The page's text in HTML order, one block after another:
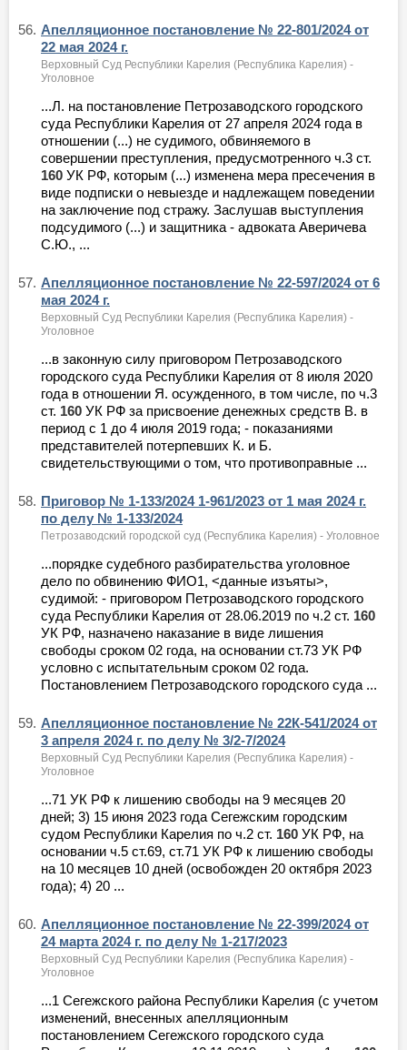
56. Апелляционное постановление № 22-801/2024 от
22 мая 2024 г.
Верховный Суд Республики Карелия (Республика Карелия) -
Уголовное
...Л. на постановление Петрозаводского городского
суда Республики Карелия от 27 апреля 2024 года в
отношении (...) не судимого, обвиняемого в
совершении преступления, предусмотренного ч.3 ст.
160 УК РФ, которым (...) изменена мера пресечения в
виде подписки о невыезде и надлежащем поведении
на заключение под стражу. Заслушав выступления
подсудимого (...) и защитника - адвоката Аверичева
С.Ю., ...
57. Апелляционное постановление № 22-597/2024 от 6
мая 2024 г.
Верховный Суд Республики Карелия (Республика Карелия) -
Уголовное
...в законную силу приговором Петрозаводского
городского суда Республики Карелия от 8 июля 2020
года в отношении Я. осужденного, в том числе, по ч.3
ст. 160 УК РФ за присвоение денежных средств В. в
период с 1 до 4 июля 2019 года; - показаниями
представителей потерпевших К. и Б.
свидетельствующими о том, что противоправные ...
58. Приговор № 1-133/2024 1-961/2023 от 1 мая 2024 г.
по делу № 1-133/2024
Петрозаводский городской суд (Республика Карелия) - Уголовное
...порядке судебного разбирательства уголовное
дело по обвинению ФИО1, <данные изъяты>,
судимой: - приговором Петрозаводского городского
суда Республики Карелия от 28.06.2019 по ч.2 ст. 160
УК РФ, назначено наказание в виде лишения
свободы сроком 02 года, на основании ст.73 УК РФ
условно с испытательным сроком 02 года.
Постановлением Петрозаводского городского суда ...
59. Апелляционное постановление № 22К-541/2024 от
3 апреля 2024 г. по делу № 3/2-7/2024
Верховный Суд Республики Карелия (Республика Карелия) -
Уголовное
...71 УК РФ к лишению свободы на 9 месяцев 20
дней; 3) 15 июня 2023 года Сегежским городским
судом Республики Карелия по ч.2 ст. 160 УК РФ, на
основании ч.5 ст.69, ст.71 УК РФ к лишению свободы
на 10 месяцев 10 дней (освобожден 20 октября 2023
года); 4) 20 ...
60. Апелляционное постановление № 22-399/2024 от
24 марта 2024 г. по делу № 1-217/2023
Верховный Суд Республики Карелия (Республика Карелия) -
Уголовное
...1 Сегежского района Республики Карелия (с учетом
изменений, внесенных апелляционным
постановлением Сегежского городского суда